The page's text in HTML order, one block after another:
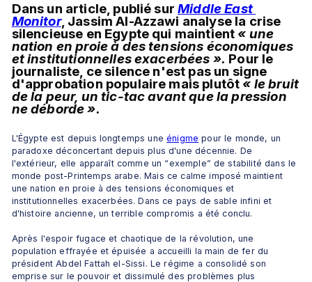
Dans un article, publié sur Middle East
Monitor, Jassim Al-Azzawi analyse la crise
silencieuse en Egypte qui maintient « une
nation en proie à des tensions économiques
et institutionnelles exacerbées ». Pour le
journaliste, ce silence n'est pas un signe
d'approbation populaire mais plutôt « le bruit
de la peur, un tic-tac avant que la pression
ne déborde ».
L'Égypte est depuis longtemps une énigme pour le monde, un
paradoxe déconcertant depuis plus d'une décennie. De
l'extérieur, elle apparaît comme un “exemple” de stabilité dans le
monde post-Printemps arabe. Mais ce calme imposé maintient
une nation en proie à des tensions économiques et
institutionnelles exacerbées. Dans ce pays de sable infini et
d'histoire ancienne, un terrible compromis a été conclu.
Après l'espoir fugace et chaotique de la révolution, une
population effrayée et épuisée a accueilli la main de fer du
président Abdel Fattah el-Sissi. Le régime a consolidé son
emprise sur le pouvoir et dissimulé des problèmes plus